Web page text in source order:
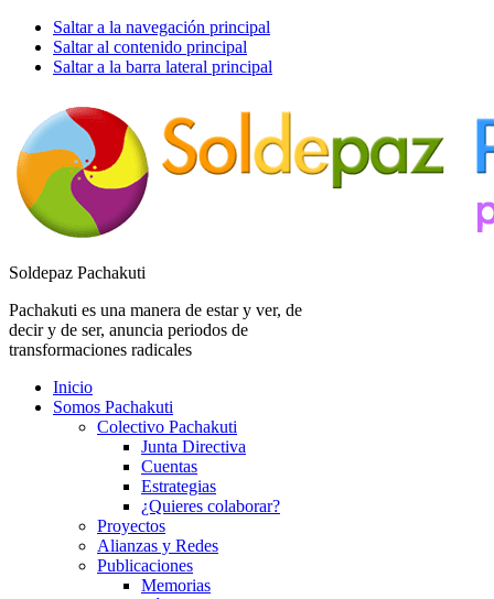
Saltar a la navegación principal
Saltar al contenido principal
Saltar a la barra lateral principal
Soldepaz Pachakuti
Pachakuti es una manera de estar y ver, de
decir y de ser, anuncia periodos de
transformaciones radicales
Inicio
Somos Pachakuti
Colectivo Pachakuti
Junta Directiva
Cuentas
Estrategias
¿Quieres colaborar?
Proyectos
Alianzas y Redes
Publicaciones
Memorias